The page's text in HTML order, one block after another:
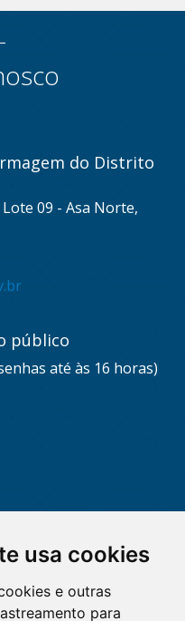
usa cookies
e outras
para
do Distrito
09 - Asa Norte,
público
até às 16 horas)